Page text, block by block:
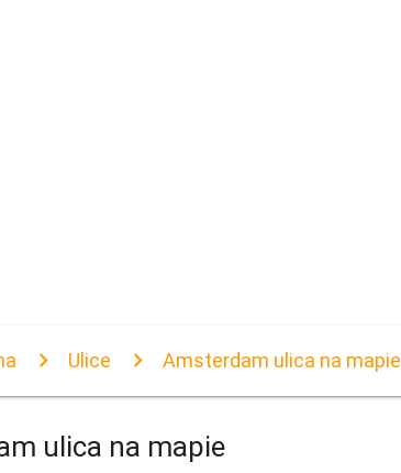
Ulice Amsterdam ulica na mapie
ulica na mapie